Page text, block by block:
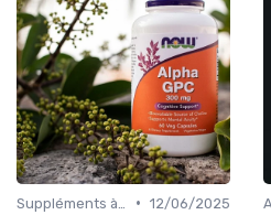
• 12/06/2025